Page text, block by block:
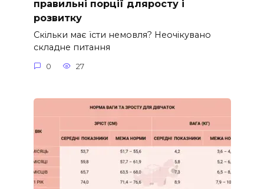
правильні порції дляросту і
розвитку
Скільки має їсти немовля? Неочікувано
складне питання
0 27